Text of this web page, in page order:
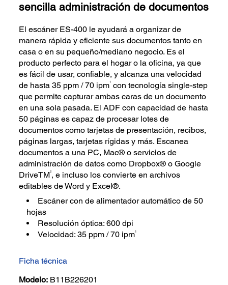
sencilla administración de documentos
El escáner ES-400 le ayudará a organizar de
manera rápida y eficiente sus documentos tanto en
casa o en su pequeño/mediano negocio. Es el
producto perfecto para el hogar o la oficina, ya que
es fácil de usar, confiable, y alcanza una velocidad
de hasta 35 ppm / 70 ipm1 con tecnología single-step
que permite capturar ambas caras de un documento
en una sola pasada. El ADF con capacidad de hasta
50 páginas es capaz de procesar lotes de
documentos como tarjetas de presentación, recibos,
páginas largas, tarjetas rígidas y más. Escanea
documentos a una PC, Mac® o servicios de
administración de datos como Dropbox® o Google
DriveTM2, e incluso los convierte en archivos
editables de Word y Excel®.
Escáner con de alimentador automático de 50
hojas
Resolución óptica: 600 dpi
Velocidad: 35 ppm / 70 ipm1
Ficha técnica
Modelo: B11B226201